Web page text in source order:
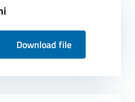
KBDownload file